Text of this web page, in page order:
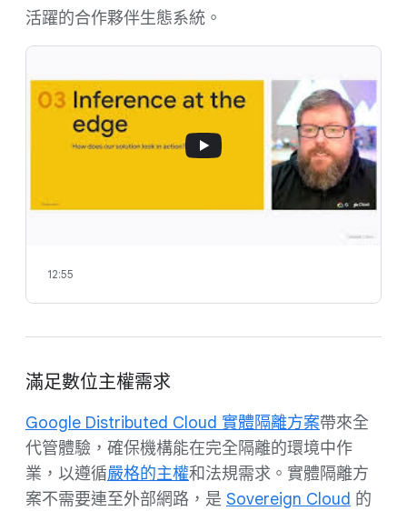
活躍的合作夥伴生態系統。
12:55
滿足數位主權需求
Google Distributed Cloud 實體隔離方案帶來全
代管體驗，確保機構能在完全隔離的環境中作
業，以遵循嚴格的主權和法規需求。實體隔離方
案不需要連至外部網路，是 Sovereign Cloud 的